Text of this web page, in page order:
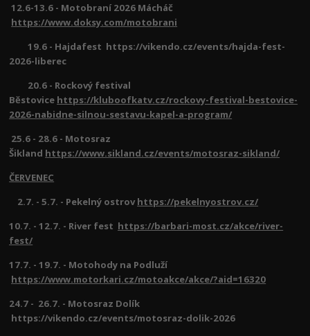
12.6-13.6 - Motobraní 2026 Mácháč
https://www.doksy.com/motobrani
19.6 - Hajdafest https://vikendo.cz/events/hajda-fest-
2026-liberec
20.6 - Rockový festival
Běstovice https://kluboofkatv.cz/rockovy-festival-bestovice-
2026-nabidne-silnou-sestavu-kapel-a-program/
25.6 - 28.6 - Motosraz
Šikland https://www.sikland.cz/events/motosraz-sikland/
ČERVENEC
2.7. - 5.7. - Pekelný ostrov https://pekelnyostrov.cz/
10.7. - 12.7. - River fest https://barbari-most.cz/akce/river-
fest/
17.7. - 19.7. - Motohody na Podluží
https://www.motorkari.cz/motoakce/akce/?aid=16320
24.7 - 26.7. - Motosraz Dolík
https://vikendo.cz/events/motosraz-dolik-2026